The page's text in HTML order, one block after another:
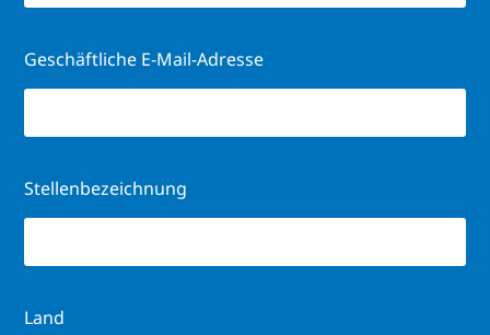
Geschäftliche E-Mail-Adresse
Stellenbezeichnung
Land